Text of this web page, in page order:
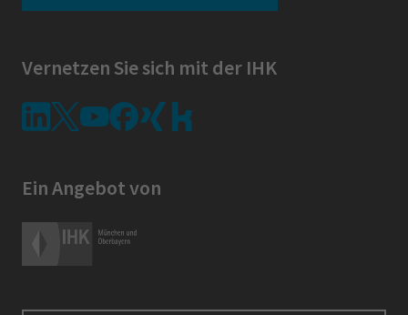
Vernetzen Sie sich mit der IHK
Ein Angebot von